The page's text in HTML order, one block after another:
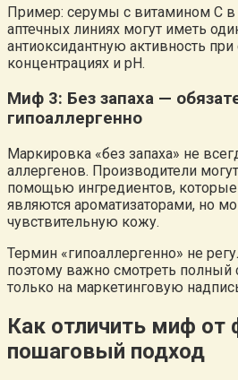
Пример: серумы с витамином C в
аптечных линиях могут иметь
антиоксидантную активность
концентрациях и pH.
Миф 3: Без запаха —
гипоаллергенно
Маркировка «без запаха» не
аллергенов. Производители
помощью ингредиентов,
являются ароматизаторами, но
чувствительную кожу.
Термин «гипоаллергенно» не
поэтому важно смотреть полный
только на маркетинговую
Как отличить миф от
пошаговый подход